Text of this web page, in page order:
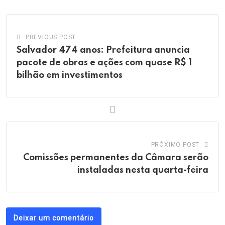
PREVIOUS POST
Salvador 474 anos: Prefeitura anuncia
pacote de obras e ações com quase R$ 1
bilhão em investimentos
PRÓXIMO POST
Comissões permanentes da Câmara serão
instaladas nesta quarta-feira
Deixar um comentário